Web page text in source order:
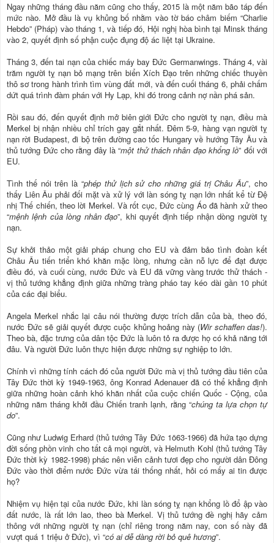
Ngay những tháng đầu năm cũng cho thấy, 2015 là một năm bão táp đến
mức nào. Mở đầu là vụ khủng bố nhằm vào tờ báo châm biếm “Charlie
Hebdo” (Pháp) vào tháng 1, và tiếp đó, Hội nghị hòa bình tại Minsk tháng
vào 2, quyết định số phận cuộc đụng độ ác liệt tại Ukraine.
Tháng 3, đến tai nạn của chiếc máy bay Đức Germanwings. Tháng 4, vài
trăm người tỵ nạn bỏ mạng trên biển Xích Đạo trên những chiếc thuyền
thô sơ trong hành trình tìm vùng đất mới, và đến cuối tháng 6, phải chấm
dứt quá trình đàm phán với Hy Lạp, khi đó trong cảnh nợ nần phá sản.
Rồi sau đó, đến quyết định mở biên giới Đức cho người tỵ nạn, điều mà
Merkel bị nhận nhiều chỉ trích gay gắt nhất. Đêm 5-9, hàng vạn người tỵ
nạn rời Budapest, đi bộ trên đường cao tốc Hungary về hướng Tây Âu và
thủ tướng Đức cho rằng đây là “một thử thách nhân đạo khổng lồ” đối với
EU.
Tình thế nói trên là “phép thử lịch sử cho những giá trị Châu Âu”, cho
thấy Liên Âu phải đối mặt và xử lý với làn sóng tỵ nạn lớn nhất kể từ Đệ
nhị Thế chiến, theo lời Merkel. Và rốt cục, Đức cùng Áo đã hành xử theo
“mệnh lệnh của lòng nhân đạo”, khi quyết định tiếp nhận dòng người tỵ
nạn.
Sự khởi thảo một giải pháp chung cho EU và đảm bảo tình đoàn kết
Châu Âu tiến triển khó khăn mặc lòng, nhưng cần nỗ lực để đạt được
điều đó, và cuối cùng, nước Đức và EU đã vững vàng trước thử thách -
vị thủ tướng khẳng định giữa những tràng pháo tay kéo dài gần 10 phút
của các đại biểu.
Angela Merkel nhắc lại câu nói thường được trích dẫn của bà, theo đó,
nước Đức sẽ giải quyết được cuộc khủng hoảng này (Wir schaffen das!).
Theo bà, đặc trưng của dân tộc Đức là luôn tỏ ra được họ có khả năng tới
đâu. Và người Đức luôn thực hiện được những sự nghiệp to lớn.
Chính vì những tính cách đó của người Đức mà vị thủ tướng đầu tiên của
Tây Đức thời kỳ 1949-1963, ông Konrad Adenauer đã có thể khẳng định
giữa những hoàn cảnh khó khăn nhất của cuộc chiến Quốc - Cộng, của
những năm tháng khởi đầu Chiến tranh lạnh, rằng “chúng ta lựa chọn tự
do”.
Cũng như Ludwig Erhard (thủ tướng Tây Đức 1ö63-1966) đã hứa tạo dựng
đời sống phồn vinh cho tất cả mọi người, và Helmuth Kohl (thủ tướng Tây
Đức thời kỳ 1982-1998) phác nên viễn cảnh tươi đẹp cho người dân Đông
Đức vào thời điểm nước Đức vừa tái thống nhất, hỏi có mấy ai tin được
họ?
Nhiệm vụ hiện tại của nước Đức, khi làn sóng tỵ nạn khổng lồ đổ ập vào
đất nước, là rất lớn lao, theo bà Merkel. Vị thủ tướng đề nghị hãy cảm
thông với những người tỵ nạn (chỉ riêng trong năm nay, con số này đã
vượt quá 1 triệu ở Đức), vì “có ai dễ dàng rời bỏ quê hương”.